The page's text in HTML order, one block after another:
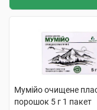
Мумійо очищене
порошок 5 г 1 пакет